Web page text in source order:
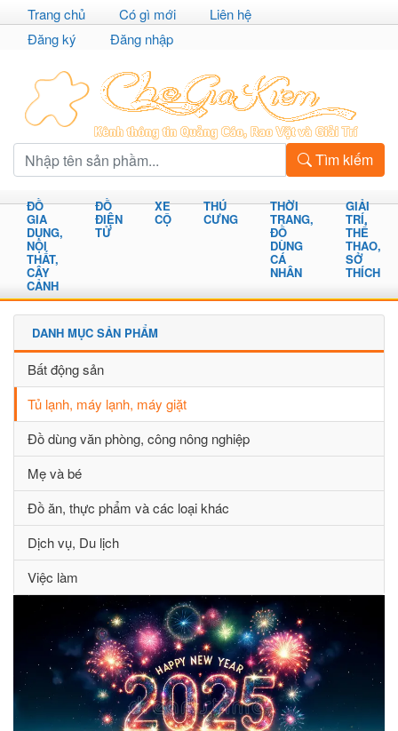
Trang chủ Có gì mới
Liên hệ
Đăng ký
Đăng nhập
Tìm kiếm
ĐỒ
GIA
DỤNG,
NỘI
THẤT,
CÂY
CẢNH
ĐỒ
ĐIỆN
TỬ
XE
CỘ
THÚ
CƯNG
THỜI
TRANG,
ĐỒ
DÙNG
CÁ
NHÂN
GIẢI
TRÍ,
THỂ
THAO,
SỞ
THÍCH
DANH MỤC SẢN PHẨM
Bất động sản
Tủ lạnh, máy lạnh, máy giặt
Đồ dùng văn phòng, công nông nghiệp
Mẹ và bé
Đồ ăn, thực phẩm và các loại khác
Dịch vụ, Du lịch
Việc làm